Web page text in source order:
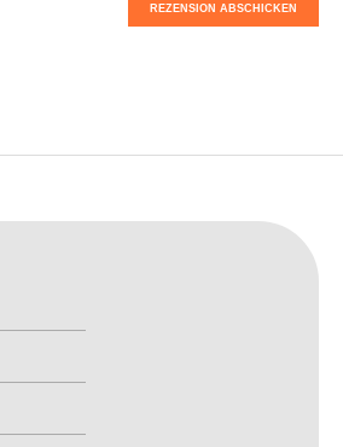
REZENSION ABSCHICKEN